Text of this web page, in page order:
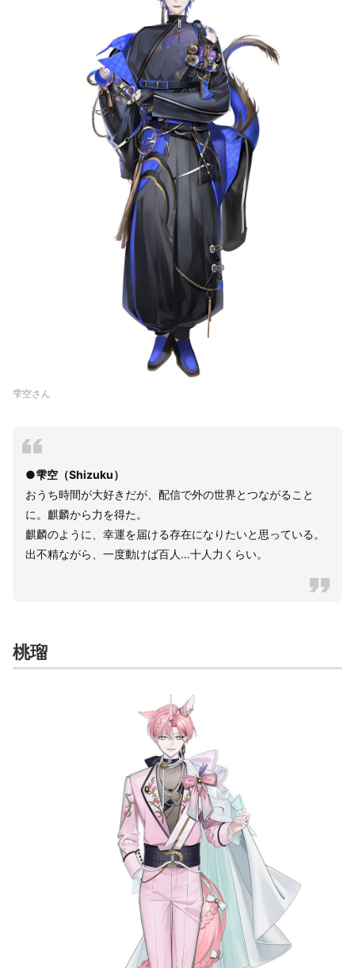
雫空さん
●雫空（Shizuku）
おうち時間が大好きだが、配信で外の世界とつながること
に。麒麟から力を得た。
麒麟のように、幸運を届ける存在になりたいと思っている。
出不精ながら、一度動けば百人…十人力くらい。
桃瑠